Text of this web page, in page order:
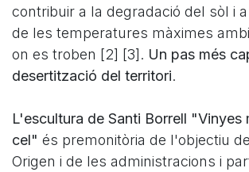
contribuir a la degradació del sòl i
de les temperatures màximes
on es troben [2] [3]. Un pas més
desertització del territori.
L'escultura de Santi Borrell "Vinyes
cel" és premonitòria de l'objectiu
Origen i de les administracions i